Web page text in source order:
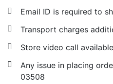
Email ID is required to
Transport charges
Store video call
Any issue in placing
03508